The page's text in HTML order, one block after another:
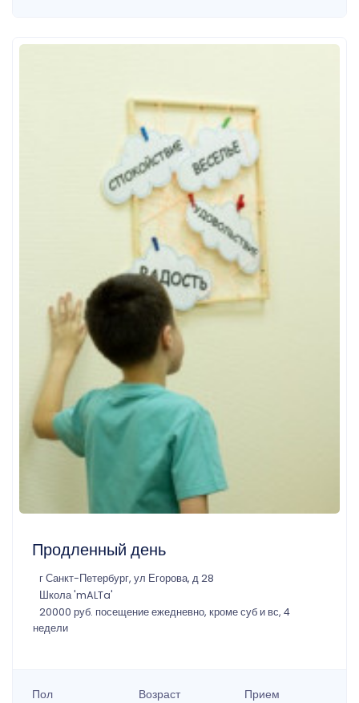
Продленный день
г Санкт-Петербург, ул Егорова, д 28
Школа 'mALTa'
20000 руб. посещение ежедневно, кроме суб и вс, 4
недели
Пол Возраст Прием